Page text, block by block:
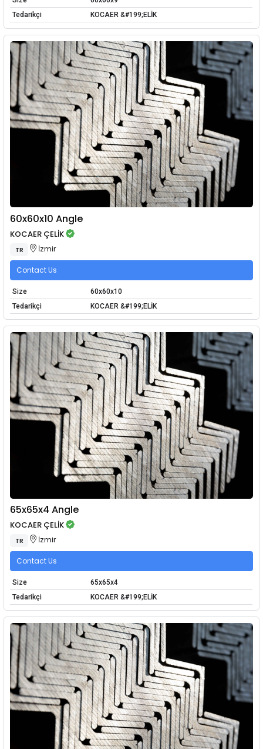
Tedarikçi
KOCAER &#199;ELİK
60x60x10 Angle
KOCAER ÇELİK
TR İzmir
Contact Us
Size
60x60x10
Tedarikçi
KOCAER &#199;ELİK
65x65x4 Angle
KOCAER ÇELİK
TR İzmir
Contact Us
Size
65x65x4
Tedarikçi
KOCAER &#199;ELİK